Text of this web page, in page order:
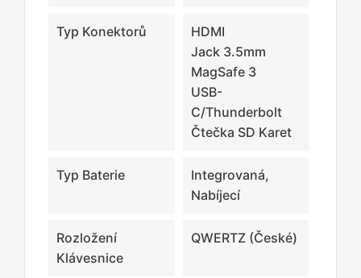
Typ Konektorů
HDMI
Jack 3.5mm
MagSafe 3
USB-
C/Thunderbolt
Čtečka SD Karet
Typ Baterie
Integrovaná,
Nabíjecí
Rozložení
Klávesnice
QWERTZ (České)